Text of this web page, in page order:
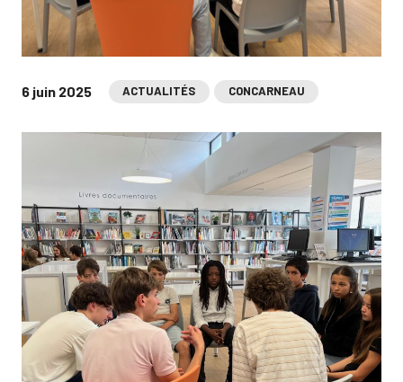
6 juin 2025 ACTUALITÉS CONCARNEAU